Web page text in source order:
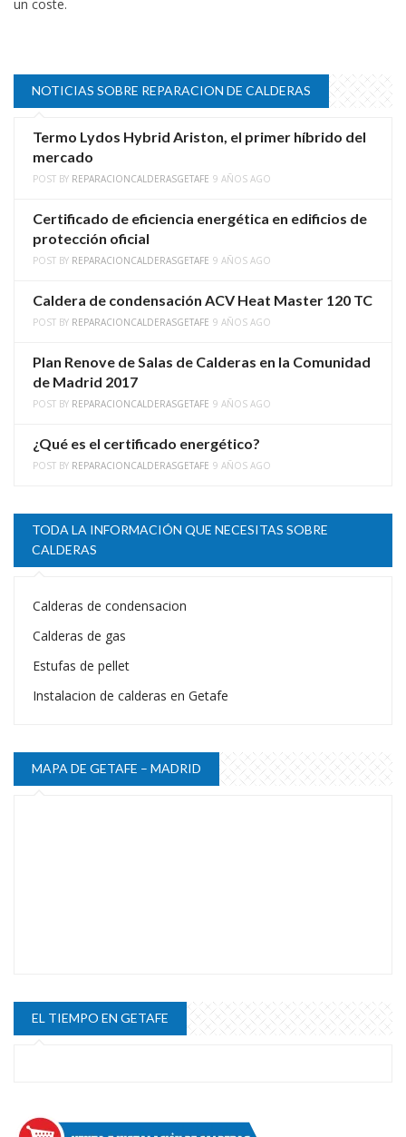
un coste.
NOTICIAS SOBRE REPARACION DE CALDERAS
Termo Lydos Hybrid Ariston, el primer híbrido del
mercado
POST BY REPARACIONCALDERASGETAFE 9 AÑOS AGO
Certificado de eficiencia energética en edificios de
protección oficial
POST BY REPARACIONCALDERASGETAFE 9 AÑOS AGO
Caldera de condensación ACV Heat Master 120 TC
POST BY REPARACIONCALDERASGETAFE 9 AÑOS AGO
Plan Renove de Salas de Calderas en la Comunidad
de Madrid 2017
POST BY REPARACIONCALDERASGETAFE 9 AÑOS AGO
¿Qué es el certificado energético?
POST BY REPARACIONCALDERASGETAFE 9 AÑOS AGO
TODA LA INFORMACIÓN QUE NECESITAS SOBRE
CALDERAS
Calderas de condensacion
Calderas de gas
Estufas de pellet
Instalacion de calderas en Getafe
MAPA DE GETAFE – MADRID
EL TIEMPO EN GETAFE